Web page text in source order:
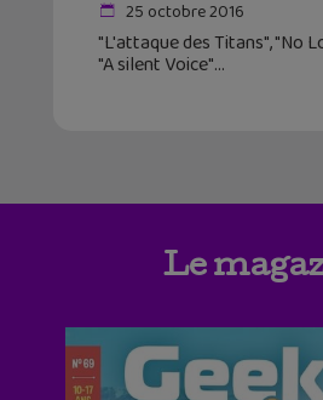
25 octobre 2016
"L'attaque des Titans", "No
"A silent Voice"
Le